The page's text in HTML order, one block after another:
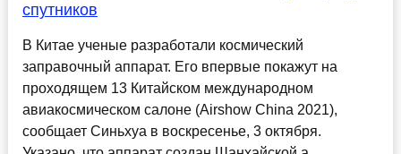
спутников
В Китае ученые разработали космический
заправочный аппарат. Его впервые покажут на
проходящем 13 Китайском международном
авиакосмическом салоне (Airshow China 2021),
сообщает Синьхуа в воскресенье, 3 октября.